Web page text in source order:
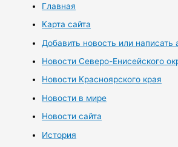
Главная
Карта сайта
Добавить новость или написать
Новости Северо-Енисейского
Новости Красноярского края
Новости в мире
Новости сайта
История